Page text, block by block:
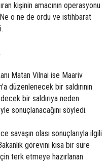
kişinin amacının operasyonu
o ne de ordu ve istihbarat
Matan Vilnai ise Maariv
düzenlenecek bir saldırının
bir saldırıya neden
sonuçlanacağını söyledi.
savaşın olası sonuçlarıyla ilgili
görevini kısa bir süre
terk etmeye hazırlanan